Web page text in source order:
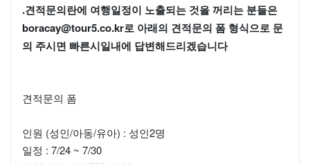
.견적문의란에 여행일정이 노출되는 것을 꺼리는 분들은
boracay@tour5.co.kr로 아래의 견적문의 폼 형식으로 문
의 주시면 빠른시일내에 답변해드리겠습니다
견적문의 폼
인원 (성인/아동/유아) : 성인2명
일정 : 7/24 ~ 7/30